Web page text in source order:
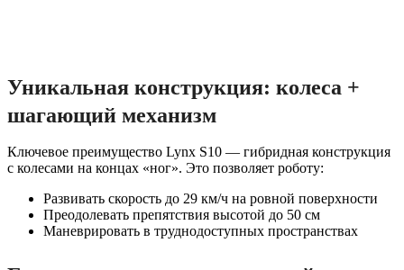
Уникальная конструкция: колеса +
шагающий механизм
Ключевое преимущество Lynx S10 — гибридная конструкция
с колесами на концах «ног». Это позволяет роботу:
Развивать скорость до 29 км/ч на ровной поверхности
Преодолевать препятствия высотой до 50 см
Маневрировать в труднодоступных пространствах